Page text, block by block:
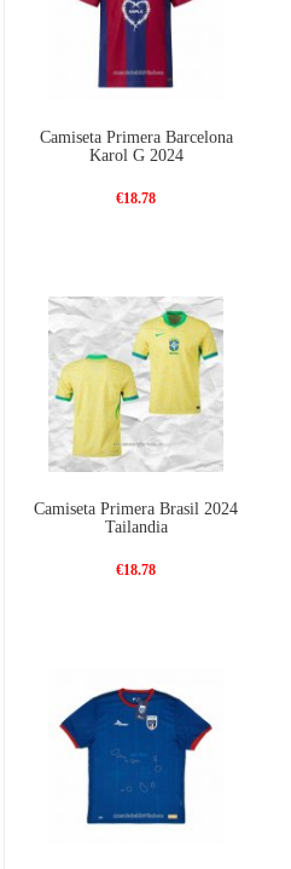
Camiseta Primera Barcelona
Karol G 2024
€18.78
Camiseta Primera Brasil 2024
Tailandia
€18.78